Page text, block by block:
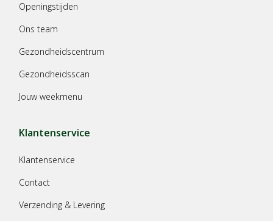
Openingstijden
Ons team
Gezondheidscentrum
Gezondheidsscan
Jouw weekmenu
Klantenservice
Klantenservice
Contact
Verzending & Levering